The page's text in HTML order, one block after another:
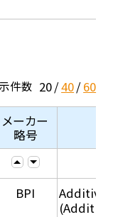
件数 20 40 60
メーカー
略号
BPI